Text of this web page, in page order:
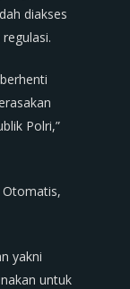
diakses
Polri,”
Otomatis,
yakni
untuk